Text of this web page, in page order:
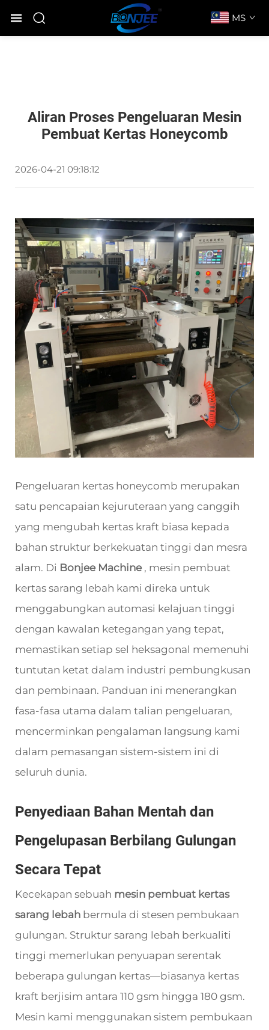
MS
Aliran Proses Pengeluaran Mesin
Pembuat Kertas Honeycomb
2026-04-21 09:18:12
Pengeluaran kertas honeycomb merupakan
satu pencapaian kejuruteraan yang canggih
yang mengubah kertas kraft biasa kepada
bahan struktur berkekuatan tinggi dan mesra
alam. Di Bonjee Machine , mesin pembuat
kertas sarang lebah kami direka untuk
menggabungkan automasi kelajuan tinggi
dengan kawalan ketegangan yang tepat,
memastikan setiap sel heksagonal memenuhi
tuntutan ketat dalam industri pembungkusan
dan pembinaan. Panduan ini menerangkan
fasa-fasa utama dalam talian pengeluaran,
mencerminkan pengalaman langsung kami
dalam pemasangan sistem-sistem ini di
seluruh dunia.
Penyediaan Bahan Mentah dan
Pengelupasan Berbilang Gulungan
Secara Tepat
Kecekapan sebuah mesin pembuat kertas
sarang lebah bermula di stesen pembukaan
gulungan. Struktur sarang lebah berkualiti
tinggi memerlukan penyuapan serentak
beberapa gulungan kertas—biasanya kertas
kraft berjisim antara 110 gsm hingga 180 gsm.
Mesin kami menggunakan sistem pembukaan